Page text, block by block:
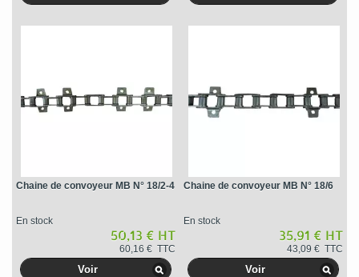
Chaine de convoyeur MB N° 18/2-4
En stock
50,13 € HT
60,16 € TTC
Voir
Chaine de convoyeur MB N° 18/6
En stock
35,91 € HT
43,09 € TTC
Voir